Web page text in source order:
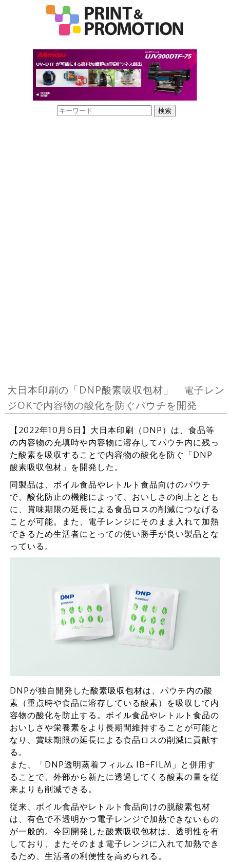
大日本印刷の「DNP酸素吸収包材」 電子レン
ジOKで内容物の酸化を防ぐパウチを開発
【2022年10月6日】大日本印刷（DNP）は、食品等
の内容物の充填時や内容物に溶存してパウチ内に残っ
た酸素を吸収することで内容物の酸化を防ぐ「DNP
酸素吸収包材」を開発した。
同製品は、ボイル食品やレトルト食品向けのパウチ
で、酸化防止の機能によって、おいしさの向上ととも
に、賞味期限の延長による食品ロスの削減につなげる
ことが可能。また、電子レンジにそのまま入れて加熱
できるため生活者にとっての使い勝手が良い製品とな
っている。
DNPが独自開発した酸素吸収包材は、パウチ内の酸
素（重点時や食品に溶存している酸素）を吸収して内
容物の酸化を防止する。ボイル食品やレトルト食品の
おいしさや栄養素をより長期間維持することが可能と
なり、賞味期限の延長による食品ロスの削減に貢献す
る。
また、「DNP透明蒸着フィルム IB-FILM」と併用す
ることで、外部から新たに透過してくる酸素の量を従
来よりも削減できる。
従来、ボイル食品やレトルト食品向けの脱酸素包材
は、有色で不透明かつ電子レンジで加熱できないもの
が一般的。今回開発した酸素吸収包材は、透明性を有
しており、またそのまま電子レンジに入れて加熱でき
るため、生活者の利便性を高められる。